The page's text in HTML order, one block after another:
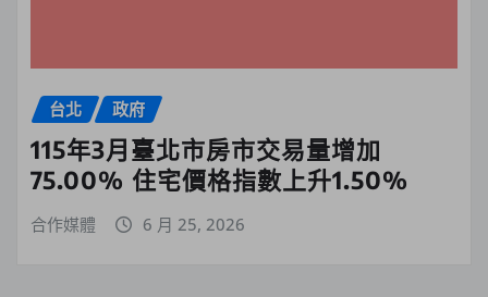
台北 政府
115年3月臺北市房市交易量增加
75.00% 住宅價格指數上升1.50%
合作媒體 6 月 25, 2026